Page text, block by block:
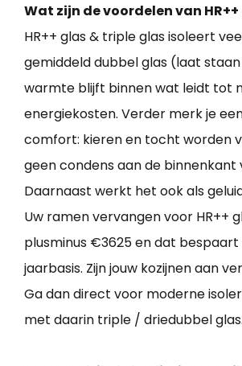
Wat zijn de voordelen van
HR++ glas & triple glas isoleert
gemiddeld dubbel glas (laat
warmte blijft binnen wat leidt tot
energiekosten. Verder merk je
comfort: kieren en tocht worden
geen condens aan de binnenkant
Daarnaast werkt het ook als
Uw ramen vervangen voor HR++
plusminus €3625 en dat
jaarbasis. Zijn jouw kozijnen aan
Ga dan direct voor moderne
met daarin triple / driedubbel glas.